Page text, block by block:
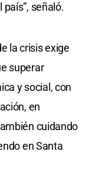
señaló.
la crisis exige
superar
y social, con
en
cuidando
en Santa